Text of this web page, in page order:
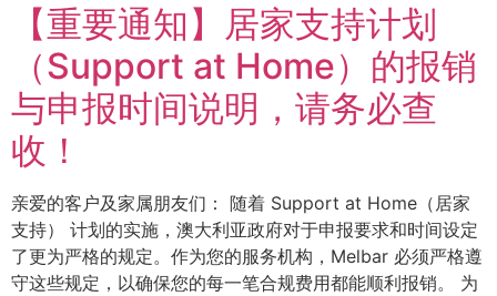
【重要通知】居家支持计划
（Support at Home）的报销
与申报时间说明，请务必查
收！
亲爱的客户及家属朋友们： 随着 Support at Home（居家
支持） 计划的实施，澳大利亚政府对于申报要求和时间设定
了更为严格的规定。作为您的服务机构，Melbar 必须严格遵
守这些规定，以确保您的每一笔合规费用都能顺利报销。 为